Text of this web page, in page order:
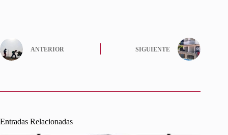
ANTERIOR SIGUIENTE
Entradas Relacionadas